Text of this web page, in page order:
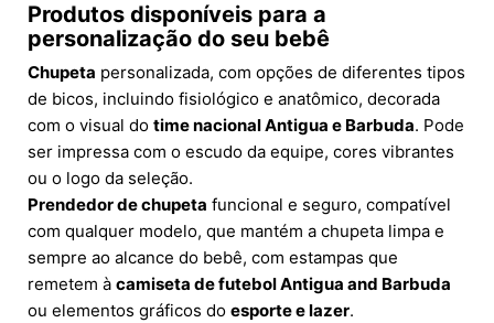
Produtos disponíveis para a
personalização do seu bebê
Chupeta personalizada, com opções de diferentes tipos
de bicos, incluindo fisiológico e anatômico, decorada
com o visual do time nacional Antigua e Barbuda. Pode
ser impressa com o escudo da equipe, cores vibrantes
ou o logo da seleção.
Prendedor de chupeta funcional e seguro, compatível
com qualquer modelo, que mantém a chupeta limpa e
sempre ao alcance do bebê, com estampas que
remetem à camiseta de futebol Antigua and Barbuda
ou elementos gráficos do esporte e lazer.